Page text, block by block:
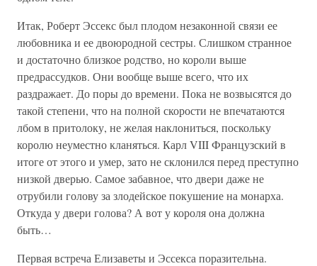
Итак, Роберт Эссекс был плодом незаконной связи ее
любовника и ее двоюродной сестры. Слишком странное
и достаточно близкое родство, но короли выше
предрассудков. Они вообще выше всего, что их
раздражает. До поры до времени. Пока не возвысятся до
такой степени, что на полной скорости не впечатаются
лбом в притолоку, не желая наклониться, поскольку
королю неуместно кланяться. Карл VIII Французский в
итоге от этого и умер, зато не склонился перед преступно
низкой дверью. Самое забавное, что двери даже не
отрубили голову за злодейское покушение на монарха.
Откуда у двери голова? А вот у короля она должна
быть…
Первая встреча Елизаветы и Эссекса поразительна.